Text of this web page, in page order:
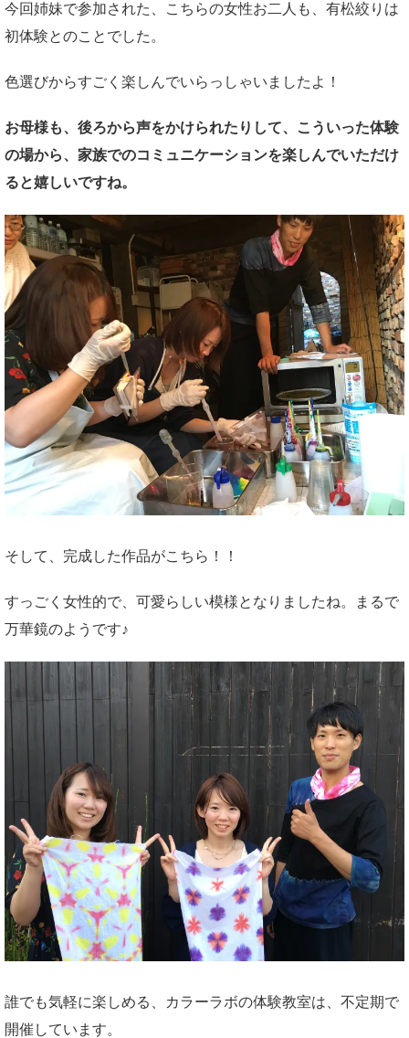
今回姉妹で参加された、こちらの女性お二人も、有松絞りは
初体験とのことでした。
色選びからすごく楽しんでいらっしゃいましたよ！
お母様も、後ろから声をかけられたりして、こういった体験
の場から、家族でのコミュニケーションを楽しんでいただけ
ると嬉しいですね。
そして、完成した作品がこちら！！
すっごく女性的で、可愛らしい模様となりましたね。まるで
万華鏡のようです♪
誰でも気軽に楽しめる、カラーラボの体験教室は、不定期で
開催しています。